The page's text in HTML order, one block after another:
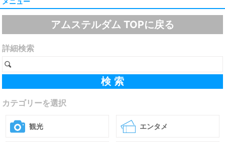
アムステルダム TOPに戻る
詳細検索
カテゴリーを選択
観光 エンタメ